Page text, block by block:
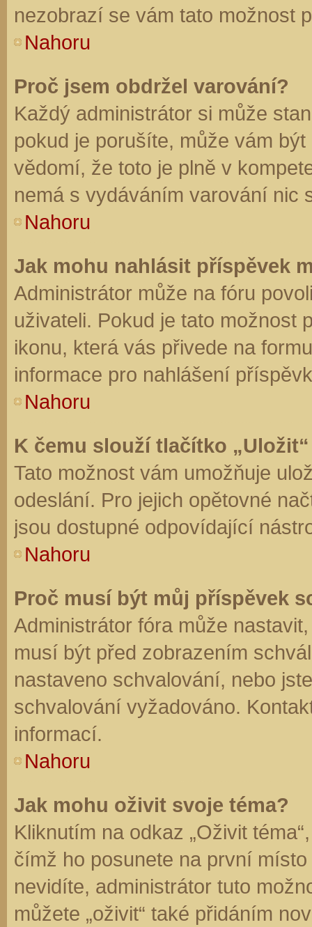
nezobrazí se vám tato možnost
Nahoru
Proč jsem obdržel varování?
Každý administrátor si může
pokud je porušíte, může vám
vědomí, že toto je plně v
nemá s vydáváním varování nic
Nahoru
Jak mohu nahlásit příspěvek
Administrátor může na fóru
uživateli. Pokud je tato možnost
ikonu, která vás přivede na
informace pro nahlášení
Nahoru
K čemu slouží tlačítko
Tato možnost vám umožňuje
odeslání. Pro jejich opětovné
jsou dostupné odpovídající
Nahoru
Proč musí být můj příspěvek
Administrátor fóra může
musí být před zobrazením
nastaveno schvalování, nebo
schvalování vyžadováno.
informací.
Nahoru
Jak mohu oživit svoje téma?
Kliknutím na odkaz „Oživit
čímž ho posunete na první
nevidíte, administrátor tuto
můžete „oživit“ také přidáním